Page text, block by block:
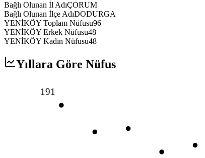
Bağlı Olunan İl AdıÇORUM
Bağlı Olunan İlçe AdıDODURGA
YENİKÖY Toplam Nüfusu96
YENİKÖY Erkek Nüfusu48
YENİKÖY Kadın Nüfusu48
Yıllara Göre Nüfus
191